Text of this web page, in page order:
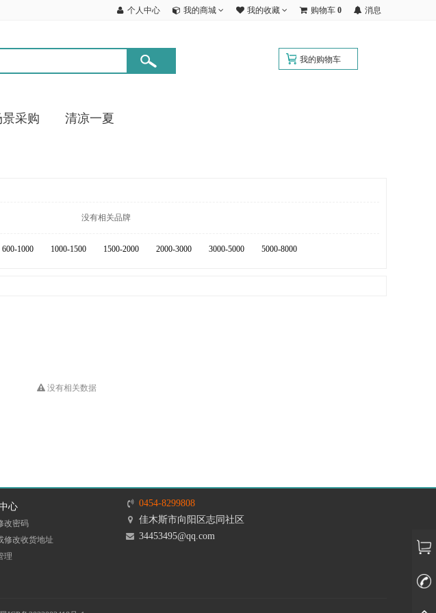
个人中心 我的商城 我的收藏 购物车 0 消息
我的购物车
景采购 清凉一夏
没有相关品牌
600-1000 1000-1500 1500-2000 2000-3000 3000-5000 5000-8000
没有相关数据
心
改密码
修改收货地址
理
0454-8299808
佳木斯市向阳区志同社区
34453495@qq.com